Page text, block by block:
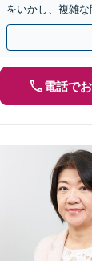
をいかし、複雑
密厳守】
電話で